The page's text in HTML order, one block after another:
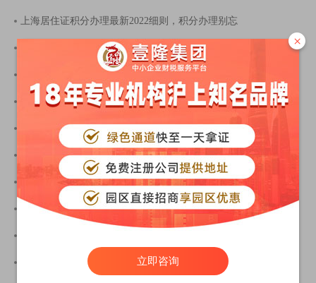
上海居住证积分办理最新2022细则，积分办理别忘
2022年上海居住证积分续签办理条件+材料，最佳时
上海居住证积分可以干嘛？2022年哪些人可以申请
上海居住证积分办理要求2022，单位办理积分这些
上海居住证积分续签新举措，上海积分办理新规
2022上海居住证积分续签新标准，沪漂族必看！
上海市落户政策2022年最新放宽，2022上海落户政策
上海公共服务平台积分管理入口，上海居住证积
上海居住证积分120分怎么算?怎么申请?
×
立即咨询